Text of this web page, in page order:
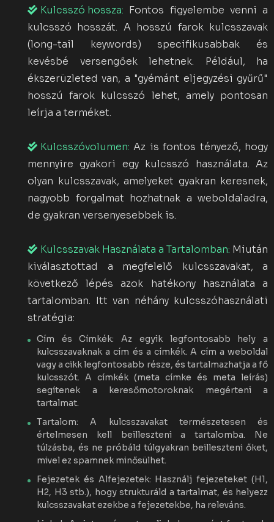
Kulcsszó hossza: Fontos figyelembe venni a
kulcsszó hosszát. A hosszú farok kulcsszavak
(long-tail keywords) specifikusabbak és
kevésbé versengőek lehetnek. Például, ha
ékszerüzleted van, a "gyémánt eljegyzési gyűrű"
hosszú farok kulcsszó lehet, amely pontosan
leírja a terméket.
Kulcsszóvolumen: Az is fontos tényező, hogy
mennyire gyakori egy kulcsszó használata. Az
olyan kulcsszavak, amelyeket gyakran keresnek,
nagyobb forgalmat hozhatnak a weboldaladra,
de gyakran versenyesebbek is.
Kulcsszavak Használata a Tartalomban: Miután
kiválasztottad a megfelelő kulcsszavakat, a
következő lépés azok hatékony használata a
tartalomban. Itt van néhány kulcsszóhasználati
stratégia:
Cím és Címkék: Az egyik legfontosabb hely a
kulcsszavaknak a cím és a címkék. A cím a weboldal
vagy a cikk legfontosabb része, és tartalmazhatja a fő
kulcsszót. A címkék (meta címke és meta leírás)
segítenek a keresőmotoroknak megérteni a
tartalmat.
Tartalom: A kulcsszavakat természetesen és
értelmesen kell beilleszteni a tartalomba. Ne
túlzásba, és ne próbáld túlgyakran beilleszteni őket,
mivel ez spamnek minősülhet.
Fejezetek és Alfejezetek: Használj fejezeteket (H1,
H2, H3 stb.), hogy strukturáld a tartalmat, és helyezz
kulcsszavakat ezekbe a fejezetekbe, ha releváns.